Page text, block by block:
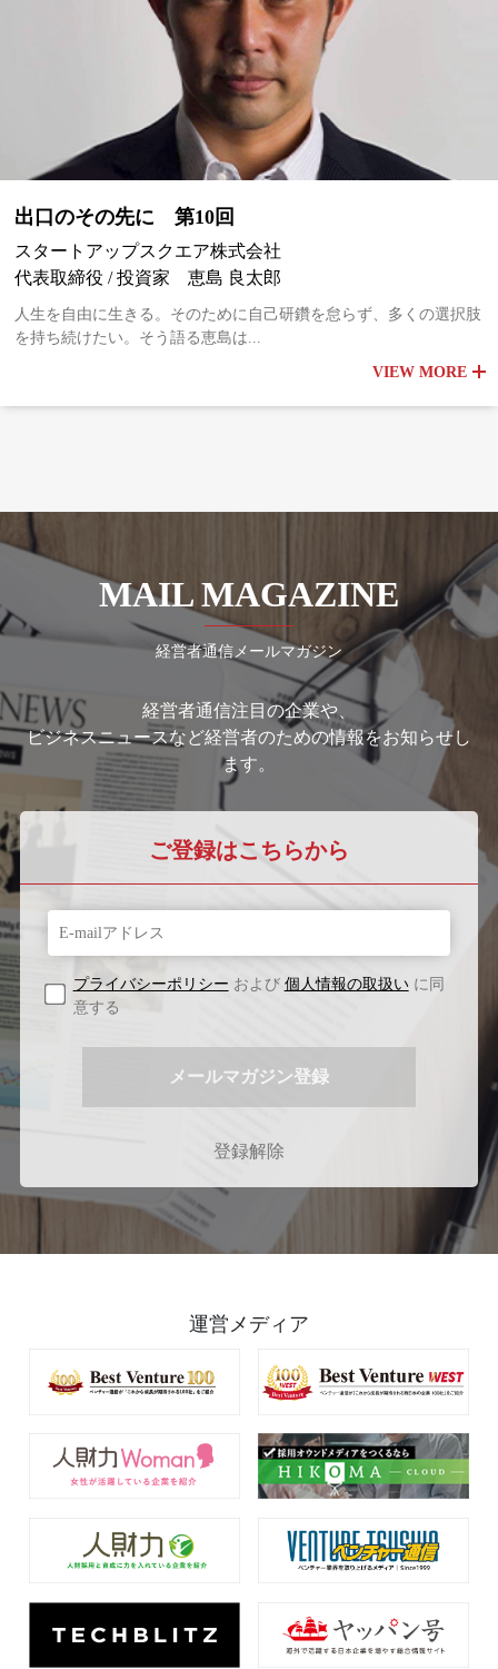
出口のその先に 第10回
スタートアップスクエア株式会社
代表取締役 / 投資家 恵島 良太郎
人生を自由に生きる。そのために自己研鑽を怠らず、多くの選択肢
を持ち続けたい。そう語る恵島は...
VIEW MORE
MAIL MAGAZINE
経営者通信メールマガジン
経営者通信注目の企業や、
ビジネスニュースなど経営者のための情報をお知らせし
ます。
ご登録はこちらから
プライバシーポリシー および 個人情報の取扱いに同
意する
登録解除
運営メディア